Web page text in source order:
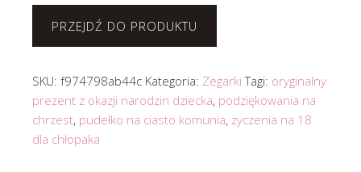
PRZEJDŹ DO PRODUKTU
SKU: f974798ab44c Kategoria: Zegarki Tagi: oryginalny
prezent z okazji narodzin dziecka, podziękowania na
chrzest, pudełko na ciasto komunia, zyczenia na 18
dla chłopaka